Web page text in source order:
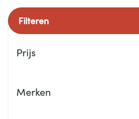
Filteren
Prijs
Merken